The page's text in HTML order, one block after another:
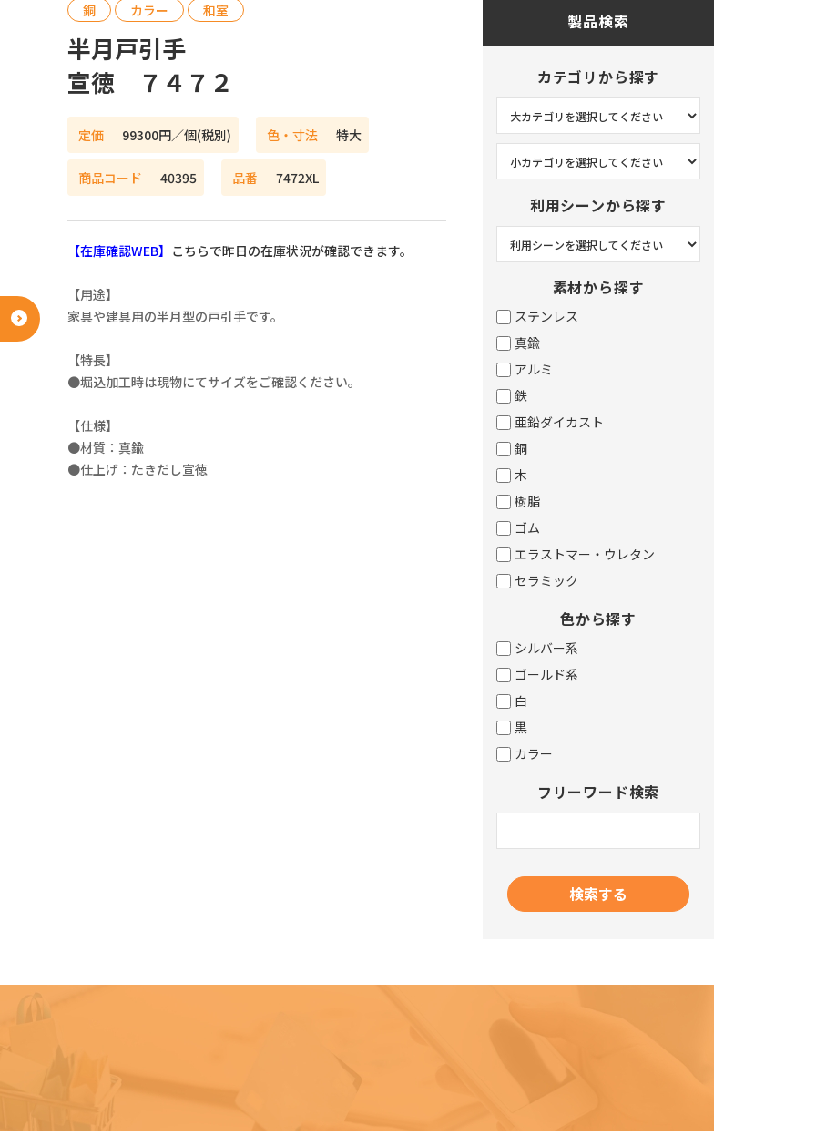
サニタリー
ネットショップ
銅 カラー 和室
半月戸引手
宣徳 ７４７２
定価 99300円／個(税別) 色・寸法 特大
商品コード 40395 品番 7472XL
【在庫確認WEB】 こちらで昨日の在庫状況が確認できます。
【用途】
家具や建具用の半月型の戸引手です。
【特長】
●堀込加工時は現物にてサイズをご確認ください。
【仕様】
●材質：真鍮
●仕上げ：たきだし宣徳
製品検索
カテゴリから探す
利用シーンから探す
素材から探す
ステンレス
真鍮
アルミ
鉄
亜鉛ダイカスト
銅
木
樹脂
ゴム
エラストマー・ウレタン
セラミック
色から探す
シルバー系
ゴールド系
白
黒
カラー
フリーワード検索